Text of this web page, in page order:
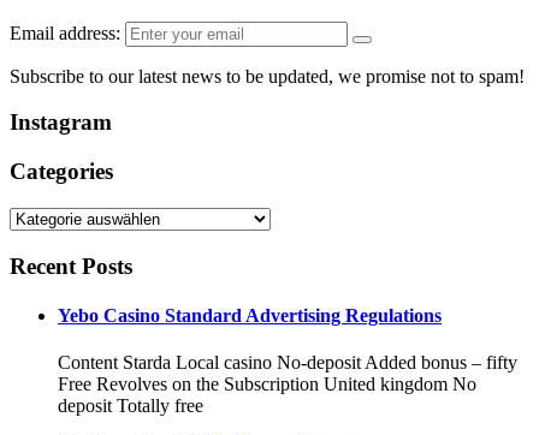
Email address:
Subscribe to our latest news to be updated, we promise not to spam!
Instagram
Categories
Categories
Recent Posts
Yebo Casino Standard Advertising Regulations
Content Starda Local casino No-deposit Added bonus – fifty
Free Revolves on the Subscription United kingdom No
deposit Totally free